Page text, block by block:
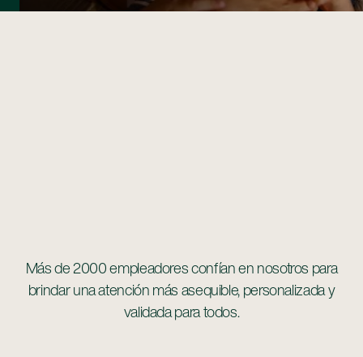
Más de 2000 empleadores confían en nosotros para
brindar una atención más asequible, personalizada y
validada para todos.